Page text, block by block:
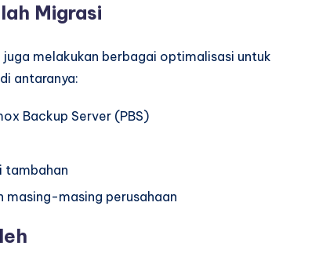
Migrasi
melakukan berbagai optimalisasi untuk
antaranya:
Backup Server (PBS)
tambahan
masing-masing perusahaan